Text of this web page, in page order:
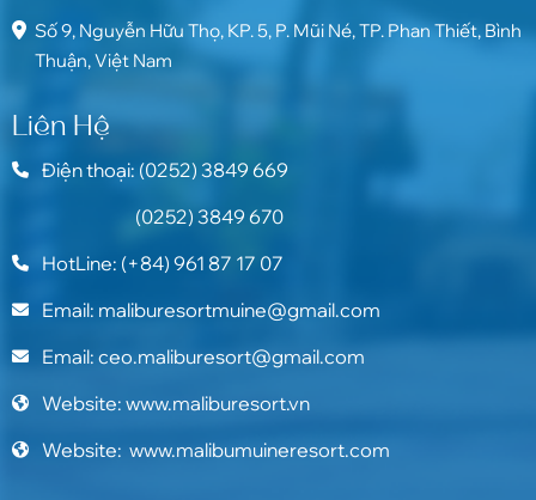
Số 9, Nguyễn Hữu Thọ, KP. 5, P. Mũi Né, TP. Phan Thiết, Bình
Thuận, Việt Nam
Liên Hệ
Điện thoại: (0252) 3849 669
(0252) 3849 670
HotLine: (+84) 961 87 17 07
Email: maliburesortmuine@gmail.com
Email: ceo.maliburesort@gmail.com
Website: www.maliburesort.vn
Website: www.malibumuineresort.com